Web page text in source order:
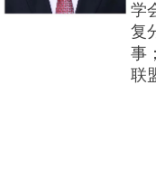
学
复
事
联